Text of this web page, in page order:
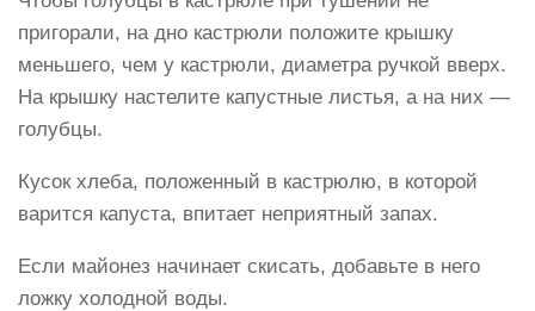
пригорали, на дно кастрюли положите крышку
меньшего, чем у кастрюли, диаметра ручкой вверх.
На крышку настелите капустные листья, а на них —
голубцы.
Кусок хлеба, положенный в кастрюлю, в которой
варится капуста, впитает неприятный запах.
Если майонез начинает скисать, добавьте в него
ложку холодной воды.